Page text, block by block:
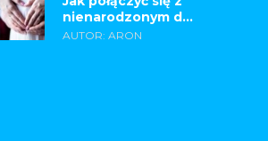
nienarodzonym d...
AUTOR: ARON